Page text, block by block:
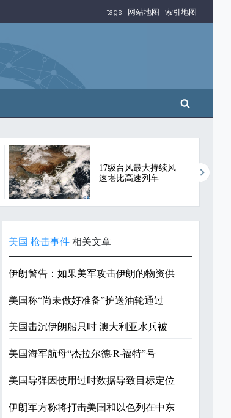
tags 网站地图 索引地图
搜索
17级台风最大持续风
速堪比高速列车
美国 枪击事件 相关文章
伊朗警告：如果美军攻击伊朗的物资供
美国称“尚未做好准备”护送油轮通过
美国击沉伊朗船只时 澳大利亚水兵被
美国海军航母“杰拉尔德·R·福特”号
美国导弹因使用过时数据导致目标定位
伊朗军方称将打击美国和以色列在中东